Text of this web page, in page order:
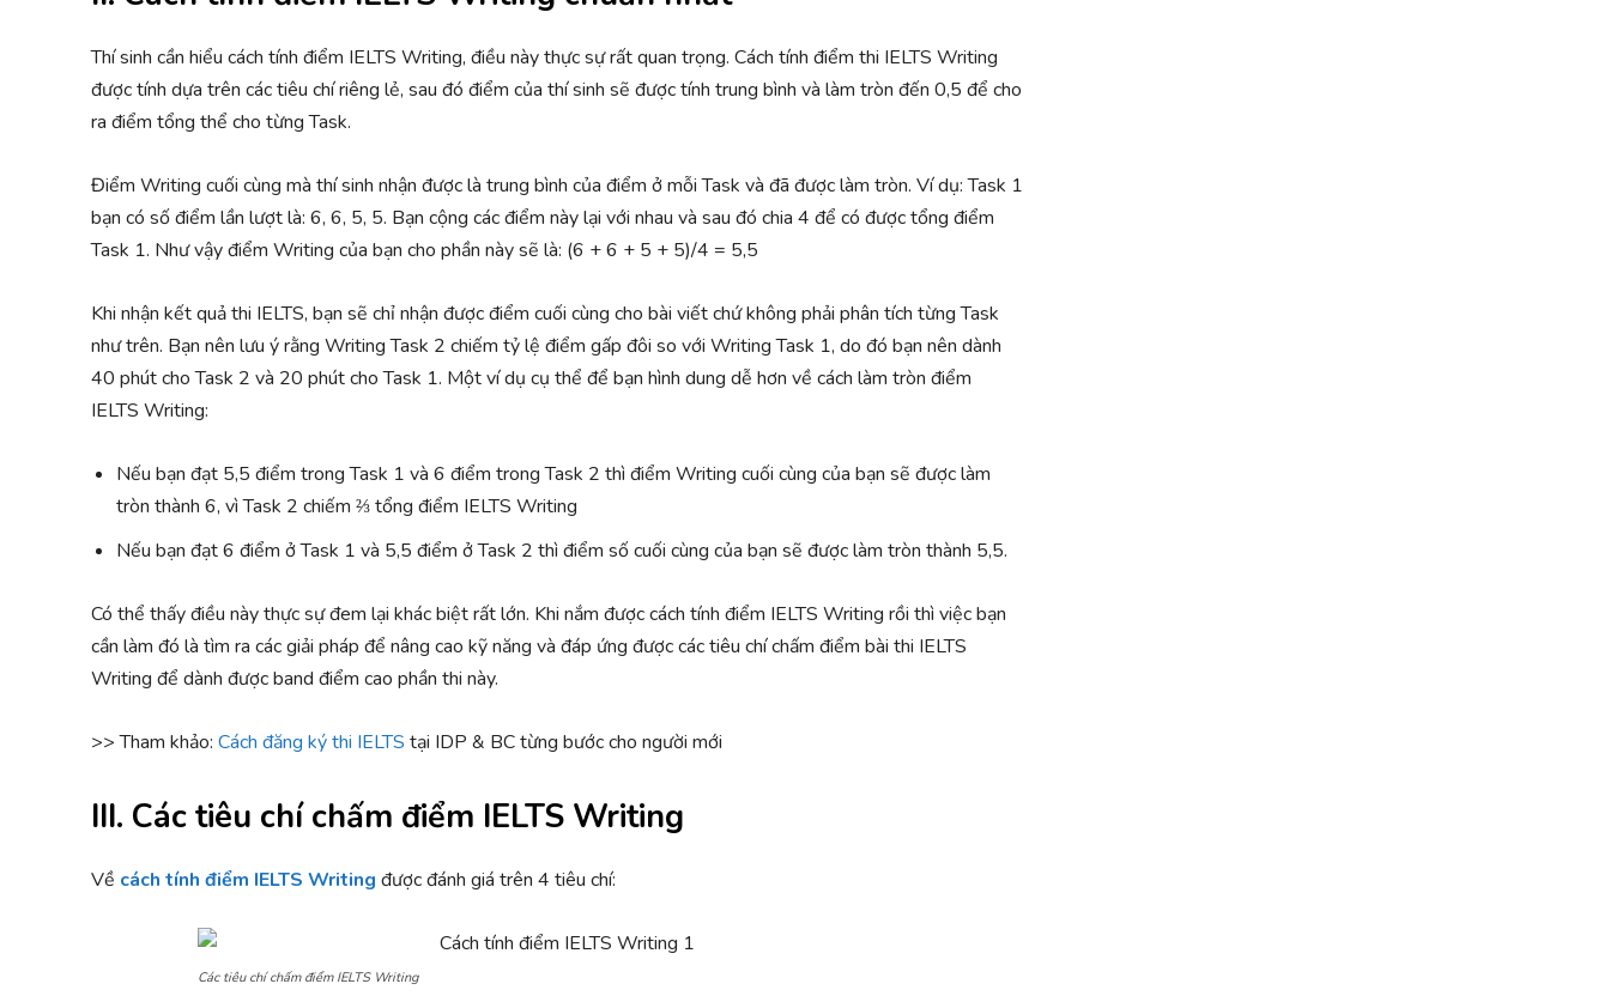
Thí sinh cần hiểu cách tính điểm IELTS Writing, điều này thực sự rất quan trọng. Cách tính điểm thi IELTS Writing
được tính dựa trên các tiêu chí riêng lẻ, sau đó điểm của thí sinh sẽ được tính trung bình và làm tròn đến 0,5 để cho
ra điểm tổng thể cho từng Task.
Điểm Writing cuối cùng mà thí sinh nhận được là trung bình của điểm ở mỗi Task và đã được làm tròn. Ví dụ: Task 1
bạn có số điểm lần lượt là: 6, 6, 5, 5. Bạn cộng các điểm này lại với nhau và sau đó chia 4 để có được tổng điểm
Task 1. Như vậy điểm Writing của bạn cho phần này sẽ là: (6 + 6 + 5 + 5)/4 = 5,5
Khi nhận kết quả thi IELTS, bạn sẽ chỉ nhận được điểm cuối cùng cho bài viết chứ không phải phân tích từng Task
như trên. Bạn nên lưu ý rằng Writing Task 2 chiếm tỷ lệ điểm gấp đôi so với Writing Task 1, do đó bạn nên dành
40 phút cho Task 2 và 20 phút cho Task 1. Một ví dụ cụ thể để bạn hình dung dễ hơn về cách làm tròn điểm
IELTS Writing:
Nếu bạn đạt 5,5 điểm trong Task 1 và 6 điểm trong Task 2 thì điểm Writing cuối cùng của bạn sẽ được làm
tròn thành 6, vì Task 2 chiếm ⅔ tổng điểm IELTS Writing
Nếu bạn đạt 6 điểm ở Task 1 và 5,5 điểm ở Task 2 thì điểm số cuối cùng của bạn sẽ được làm tròn thành 5,5.
Có thể thấy điều này thực sự đem lại khác biệt rất lớn. Khi nắm được cách tính điểm IELTS Writing rồi thì việc bạn
cần làm đó là tìm ra các giải pháp để nâng cao kỹ năng và đáp ứng được các tiêu chí chấm điểm bài thi IELTS
Writing để dành được band điểm cao phần thi này.
>> Tham khảo: Cách đăng ký thi IELTS tại IDP & BC từng bước cho người mới
III. Các tiêu chí chấm điểm IELTS Writing
Về cách tính điểm IELTS Writing được đánh giá trên 4 tiêu chí:
Các tiêu chí chấm điểm IELTS Writing